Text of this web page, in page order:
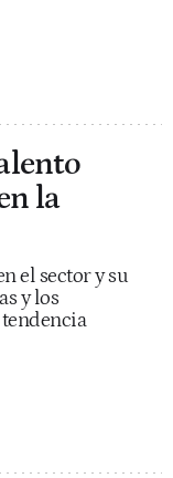
la
el sector y su
y los